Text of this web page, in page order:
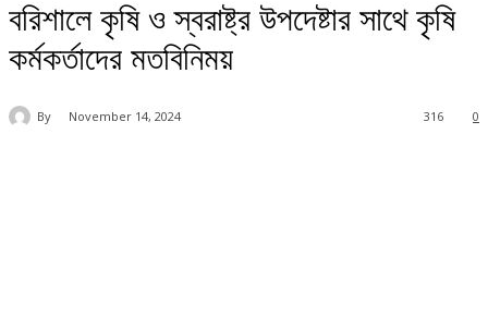
বরিশালে কৃষি ও স্বরাষ্ট্র উপদেষ্টার সাথে কৃষি
কর্মকর্তাদের মতবিনিময়
By November 14, 2024 0
316